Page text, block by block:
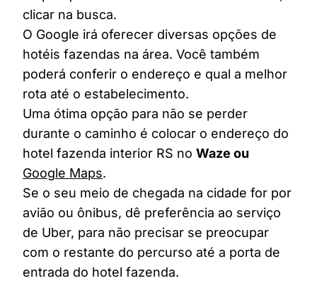
clicar na busca.
O Google irá oferecer diversas opções de
hotéis fazendas na área. Você também
poderá conferir o endereço e qual a melhor
rota até o estabelecimento.
Uma ótima opção para não se perder
durante o caminho é colocar o endereço do
hotel fazenda interior RS no Waze ou
Google Maps.
Se o seu meio de chegada na cidade for por
avião ou ônibus, dê preferência ao serviço
de Uber, para não precisar se preocupar
com o restante do percurso até a porta de
entrada do hotel fazenda.